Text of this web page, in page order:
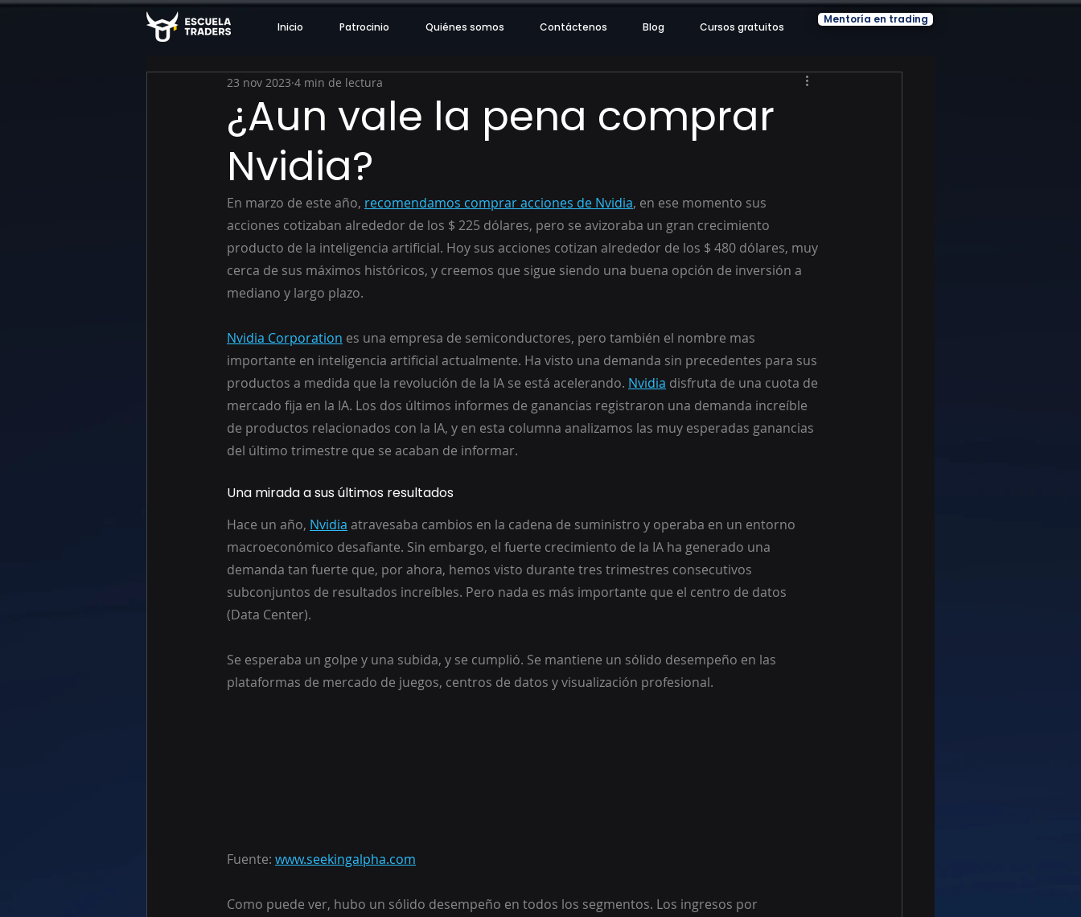
Inicio Patrocinio Quiénes somos Contáctenos Blog Cursos gratuitos
Mentoría en trading
¿Aun vale la pena comprar
Nvidia?
23 nov 2023 4 min de lectura
En marzo de este año, recomendamos comprar acciones de Nvidia, en ese momento sus
acciones cotizaban alrededor de los $ 225 dólares, pero se avizoraba un gran crecimiento
producto de la inteligencia artificial. Hoy sus acciones cotizan alrededor de los $ 480 dólares, muy
cerca de sus máximos históricos, y creemos que sigue siendo una buena opción de inversión a
mediano y largo plazo.
Nvidia Corporation es una empresa de semiconductores, pero también el nombre mas
importante en inteligencia artificial actualmente. Ha visto una demanda sin precedentes para sus
productos a medida que la revolución de la IA se está acelerando. Nvidia disfruta de una cuota de
mercado fija en la IA. Los dos últimos informes de ganancias registraron una demanda increíble
de productos relacionados con la IA, y en esta columna analizamos las muy esperadas ganancias
del último trimestre que se acaban de informar.
Una mirada a sus últimos resultados
Hace un año, Nvidia atravesaba cambios en la cadena de suministro y operaba en un entorno
macroeconómico desafiante. Sin embargo, el fuerte crecimiento de la IA ha generado una
demanda tan fuerte que, por ahora, hemos visto durante tres trimestres consecutivos
subconjuntos de resultados increíbles. Pero nada es más importante que el centro de datos
(Data Center).
Se esperaba un golpe y una subida, y se cumplió. Se mantiene un sólido desempeño en las
plataformas de mercado de juegos, centros de datos y visualización profesional.
Fuente: www.seekingalpha.com
Como puede ver, hubo un sólido desempeño en todos los segmentos. Los ingresos por